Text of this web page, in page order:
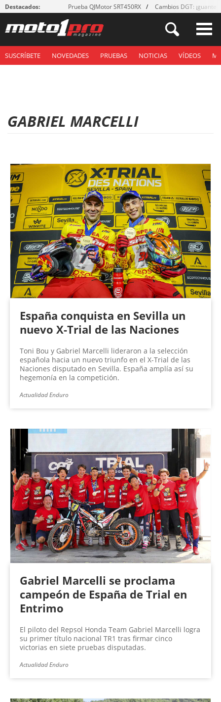
Destacados: Prueba QJMotor SRT450RX Cambios DGT: ¡guantes!
SUSCRÍBETE NOVEDADES PRUEBAS NOTICIAS VÍDEOS
GABRIEL MARCELLI
España conquista en Sevilla un
nuevo X-Trial de las Naciones
Toni Bou y Gabriel Marcelli lideraron a la selección
española hacia un nuevo triunfo en el X-Trial de las
Naciones disputado en Sevilla. España amplía así su
hegemonía en la competición.
Actualidad Enduro
Gabriel Marcelli se proclama
campeón de España de Trial en
Entrimo
El piloto del Repsol Honda Team Gabriel Marcelli logra
su primer título nacional TR1 tras firmar cinco
victorias en siete pruebas disputadas.
Actualidad Enduro